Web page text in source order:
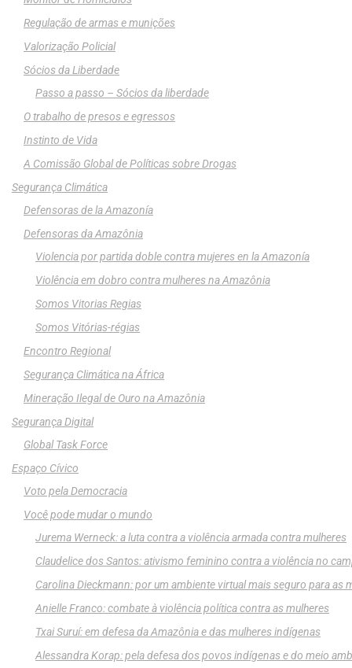
Regulação de armas e munições
Valorização Policial
Sócios da Liberdade
Passo a passo – Sócios da liberdade
O trabalho de presos e egressos
Instinto de Vida
A Comissão Global de Políticas sobre Drogas
Segurança Climática
Defensoras de la Amazonía
Defensoras da Amazônia
Violencia por partida doble contra mujeres en la Amazonía
Violência em dobro contra mulheres na Amazônia
Somos Vitorias Regias
Somos Vitórias-régias
Encontro Regional
Segurança Climática na África
Mineração Ilegal de Ouro na Amazônia
Segurança Digital
Global Task Force
Espaço Cívico
Voto pela Democracia
Você pode mudar o mundo
Jurema Werneck: a luta contra a violência armada contra mulheres
Claudelice dos Santos: ativismo feminino contra a violência no
Carolina Dieckmann: por um ambiente virtual mais seguro para as
Anielle Franco: combate à violência política contra as mulheres
Txai Suruí: em defesa da Amazônia e das mulheres indígenas
Alessandra Korap: pela defesa dos povos indígenas e do meio